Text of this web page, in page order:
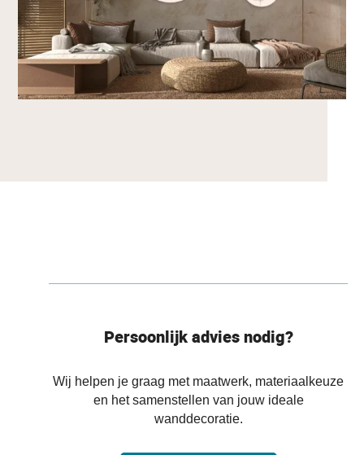
Persoonlijk advies nodig?
Wij helpen je graag met maatwerk, materiaalkeuze
en het samenstellen van jouw ideale
wanddecoratie.